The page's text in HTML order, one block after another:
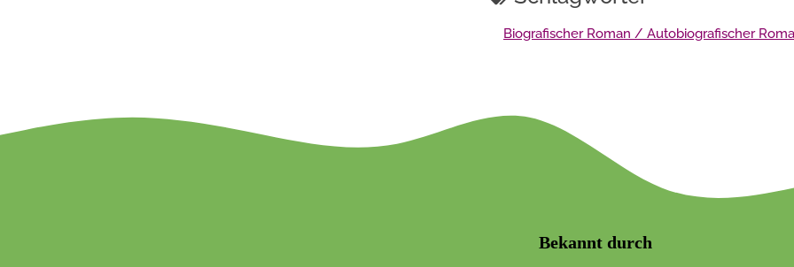
Biografischer Roman / Autobiografischer
Bekannt durch